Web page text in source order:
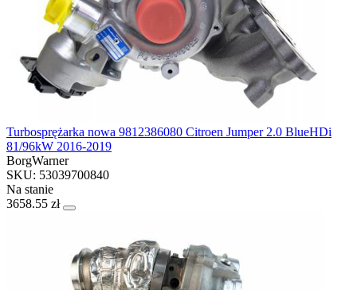
Turbosprężarka nowa 9812386080 Citroen Jumper 2.0 BlueHDi
81/96kW 2016-2019
BorgWarner
SKU: 53039700840
Na stanie
3658.55 zł